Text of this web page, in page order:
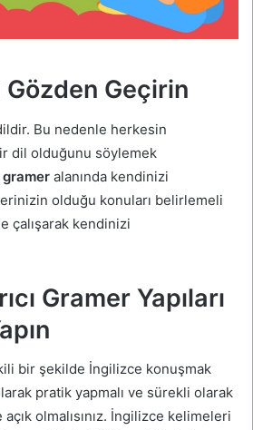
Geçirin
Bu nedenle herkesin
dil olduğunu söylemek
alanında kendinizi
olduğu konuları belirlemeli
çalışarak kendinizi
Gramer Yapıları
bir şekilde İngilizce konuşmak
pratik yapmalı ve sürekli olarak
olmalısınız. İngilizce kelimeleri